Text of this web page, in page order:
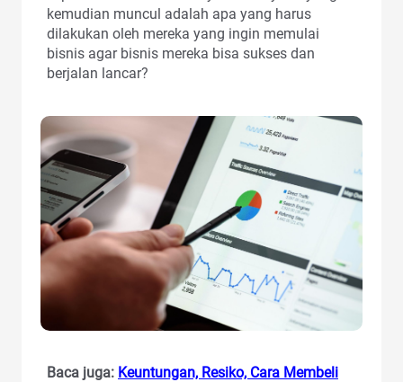
kemudian muncul adalah apa yang harus
dilakukan oleh mereka yang ingin memulai
bisnis agar bisnis mereka bisa sukses dan
berjalan lancar?
Baca juga: Keuntungan, Resiko, Cara Membeli